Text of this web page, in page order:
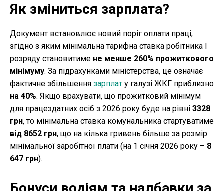
Як зміниться зарплата?
Документ встановлює новий поріг оплати праці,
згідно з яким мінімальна тарифна ставка робітника І
розряду становитиме не менше 260% прожиткового
мінімуму. За підрахунками міністерства, це означає
фактичне збільшення зарплат у галузі ЖКГ приблизно
на 40%. Якщо врахувати, що прожитковий мінімум
для працездатних осіб з 2026 року буде на рівні 3328
грн, то мінімальна ставка комунальника стартуватиме
від 8652 грн, що на кілька гривень більше за розмір
мінімальної заробітної плати (на 1 січня 2026 року – 8
647 грн).